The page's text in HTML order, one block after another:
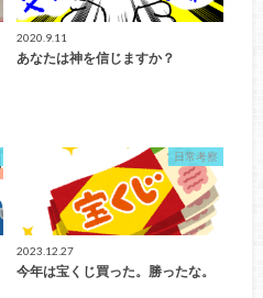
2020.9.11
あなたは神を信じますか？
日常考察
2023.12.27
今年は宝くじ買った。勝ったな。